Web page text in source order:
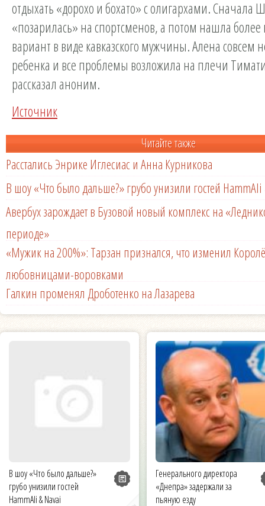
отдыхать «дорохо и бохато» с олигархами. Сначала
«позарилась» на спортсменов, а потом нашла
вариант в виде кавказского мужчины. Алена совсем
ребенка и все проблемы возложила на плечи
рассказал аноним.
Источник
Читайте также
Расстались Энрике Иглесиас и Анна Курникова
В шоу «Что было дальше?» грубо унизили гостей HammAli
Авербух зарождает в Бузовой новый комплекс на
периоде»
«Мужик на 200%»: Тарзан признался, что изменил
любовницами-воровками
Галкин променял Дроботенко на Лазарева
В шоу «Что было дальше?»
грубо унизили гостей
HammAli & Navai
Генерального директора
«Днепра» задержали за
пьяную езду